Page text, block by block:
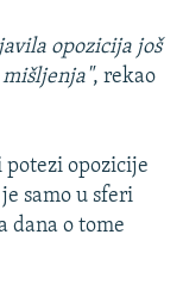
opozicija još
, rekao
potezi opozicije
samo u sferi
dana o tome